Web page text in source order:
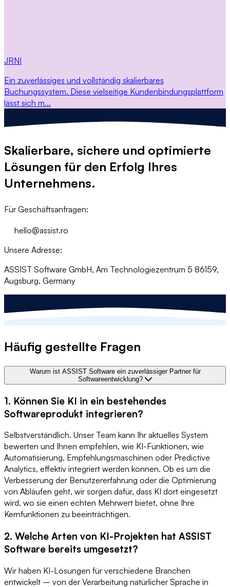
JRNI
Ein zuverlässiges und vollständig skalierbares
Buchungssystem. Diese vielseitige Kundenbindungsplattform
lässt sich m...
Skalierbare, sichere und optimierte
Lösungen für den Erfolg Ihres
Unternehmens.
Für Geschäftsanfragen:
hello@assist.ro
Unsere Adresse:
ASSIST Software GmbH, Am Technologiezentrum 5 86159,
Augsburg, Germany
Häufig gestellte Fragen
Warum ist ASSIST Software ein zuverlässiger Partner für
Softwareentwicklung?
1. Können Sie KI in ein bestehendes
Softwareprodukt integrieren?
Selbstverständlich. Unser Team kann Ihr aktuelles System
bewerten und Ihnen empfehlen, wie KI-Funktionen, wie
Automatisierung, Empfehlungsmaschinen oder Predictive
Analytics, effektiv integriert werden können. Ob es um die
Verbesserung der Benutzererfahrung oder die Optimierung
von Abläufen geht, wir sorgen dafür, dass KI dort eingesetzt
wird, wo sie einen echten Mehrwert bietet, ohne Ihre
Kernfunktionen zu beeinträchtigen.
2. Welche Arten von KI-Projekten hat ASSIST
Software bereits umgesetzt?
Wir haben KI-Lösungen für verschiedene Branchen
entwickelt – von der Verarbeitung natürlicher Sprache in